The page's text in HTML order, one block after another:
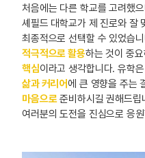
처음에는 다른 학교를 고려했
셰필드 대학교가 제 진로와 잘
최종적으로 선택할 수 있었습
적극적으로 활용하는 것이 중
핵심이라고 생각합니다. 유학
삶과 커리어에 큰 영향을 주는
마음으로준비하시길 권해드립
여러분의 도전을 진심으로 응